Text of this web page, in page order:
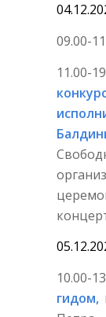
09.00-
10.00-
гидом,